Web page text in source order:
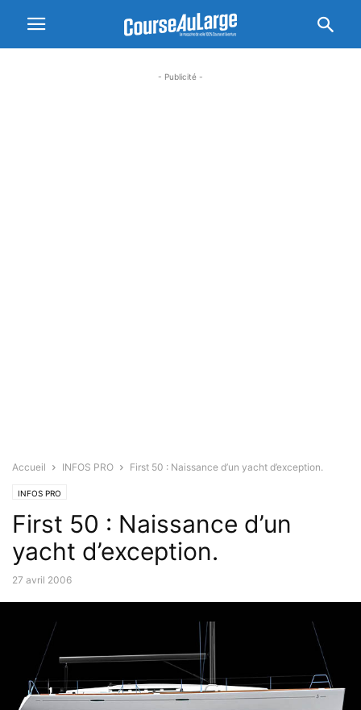
- Publicité -
Accueil INFOS PRO First 50 : Naissance d’un yacht d’exception.
INFOS PRO
First 50 : Naissance d’un
yacht d’exception.
27 avril 2006